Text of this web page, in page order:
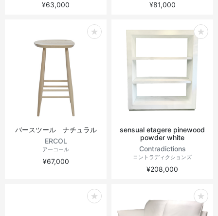
¥63,000 ¥81,000
バースツール ナチュラル
ERCOL
アーコール
¥67,000
sensual etagere pinewood
powder white
Contradictions
コントラディクションズ
¥208,000